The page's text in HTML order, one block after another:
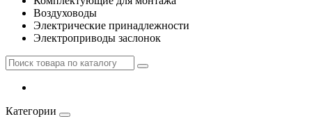
Воздуховоды
Электрические принадлежности
Электроприводы заслонок
Категории